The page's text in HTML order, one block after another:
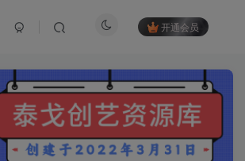
开通会员